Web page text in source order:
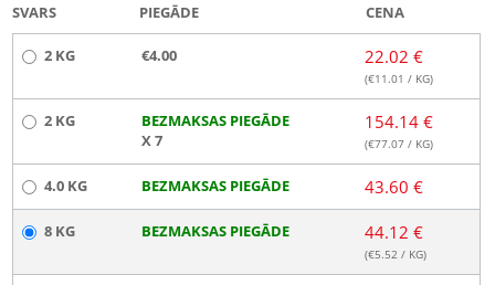
SVARS PIEGĀDE CENA
2 KG €4.00 22.02 €
(€11.01 / KG)
2 KG
BEZMAKSAS PIEGĀDE
X 7
154.14 €
(€77.07 / KG)
4.0 KG BEZMAKSAS PIEGĀDE 43.60 €
8 KG BEZMAKSAS PIEGĀDE 44.12 €
(€5.52 / KG)